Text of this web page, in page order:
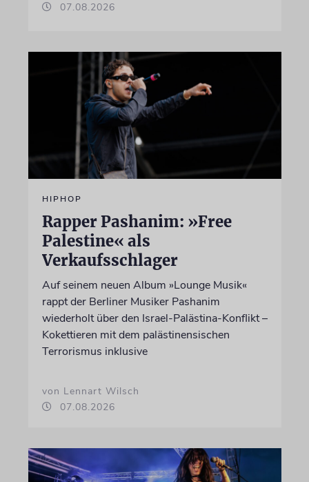
07.08.2026
HIPHOP
Rapper Pashanim: »Free
Palestine« als
Verkaufsschlager
Auf seinem neuen Album »Lounge Musik«
rappt der Berliner Musiker Pashanim
wiederholt über den Israel-Palästina-Konflikt –
Kokettieren mit dem palästinensischen
Terrorismus inklusive
von Lennart Wilsch
07.08.2026